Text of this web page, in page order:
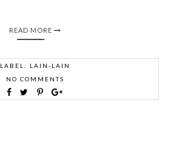
READ MORE
LABEL: LAIN-LAIN
NO COMMENTS